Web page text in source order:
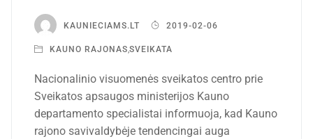
KAUNIECIAMS.LT 2019-02-06
KAUNO RAJONAS,SVEIKATA
Nacionalinio visuomenės sveikatos centro prie
Sveikatos apsaugos ministerijos Kauno
departamento specialistai informuoja, kad Kauno
rajono savivaldybėje tendencingai auga